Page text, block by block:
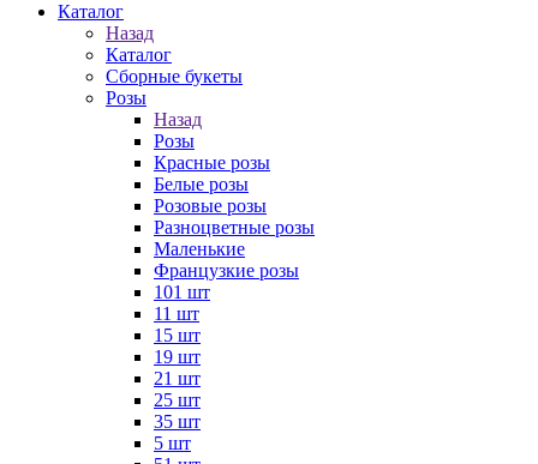
Каталог
Назад
Каталог
Сборные букеты
Розы
Назад
Розы
Красные розы
Белые розы
Розовые розы
Разноцветные розы
Маленькие
Французкие розы
101 шт
11 шт
15 шт
19 шт
21 шт
25 шт
35 шт
5 шт